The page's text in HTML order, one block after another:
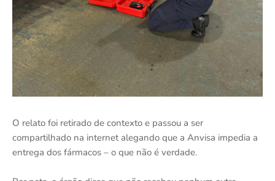
O relato foi retirado de contexto e passou a ser
compartilhado na internet alegando que a Anvisa impedia a
entrega dos fármacos – o que não é verdade.